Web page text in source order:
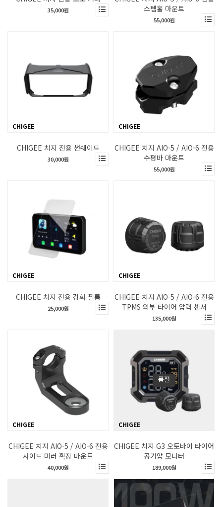
35,000원
스템홀 마운트
55,000원
CHIGEE
CHIGEE 치지 전용 썬쉐이드
30,000원
CHIGEE
CHIGEE 치지 AIO-5 / AIO-6 전용
수평바 마운트
55,000원
CHIGEE
CHIGEE 치지 전용 강화 필름
25,000원
CHIGEE
CHIGEE 치지 AIO-5 / AIO-6 전용
TPMS 외부 타이어 압력 센서
135,000원
CHIGEE
CHIGEE 치지 AIO-5 / AIO-6 전용
사이드 미러 확장 마운트
40,000원
품절
CHIGEE
CHIGEE 치지 G3 오토바이 타이어
공기압 모니터
189,000원